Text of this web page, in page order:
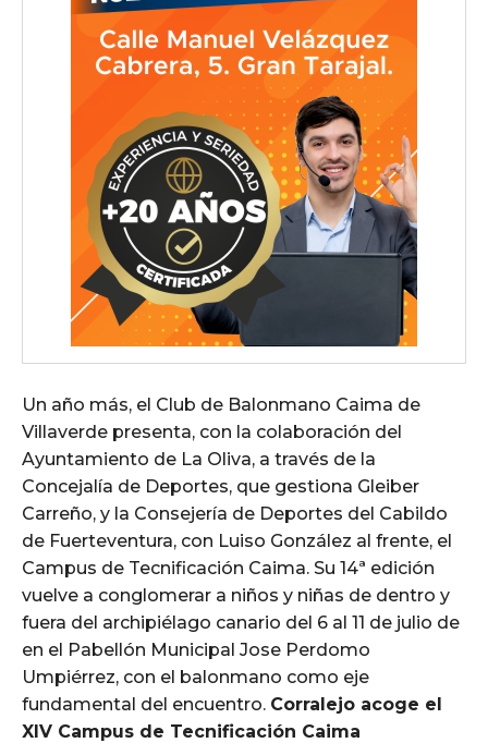
Un año más, el Club de Balonmano Caima de
Villaverde presenta, con la colaboración del
Ayuntamiento de La Oliva, a través de la
Concejalía de Deportes, que gestiona Gleiber
Carreño, y la Consejería de Deportes del Cabildo
de Fuerteventura, con Luiso González al frente, el
Campus de Tecnificación Caima. Su 14ª edición
vuelve a conglomerar a niños y niñas de dentro y
fuera del archipiélago canario del 6 al 11 de julio de
en el Pabellón Municipal Jose Perdomo
Umpiérrez, con el balonmano como eje
fundamental del encuentro. Corralejo acoge el
XIV Campus de Tecnificación Caima